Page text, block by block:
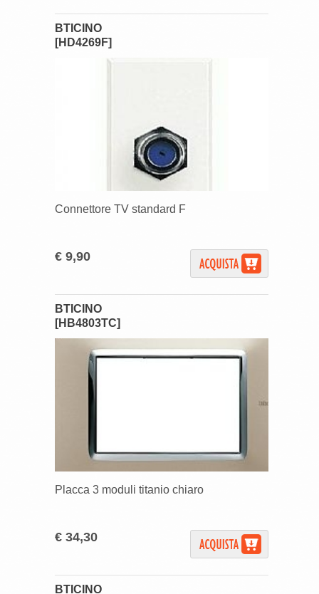
BTICINO
[HD4269F]
Connettore TV standard F
€ 9,90
BTICINO
[HB4803TC]
Placca 3 moduli titanio chiaro
€ 34,30
BTICINO